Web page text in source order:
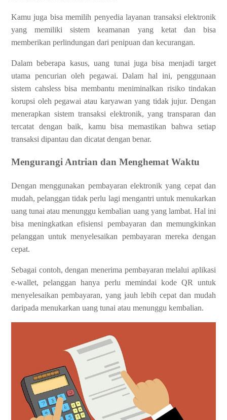
Kamu juga bisa memilih penyedia layanan transaksi elektronik
yang memiliki sistem keamanan yang ketat dan bisa
memberikan perlindungan dari penipuan dan kecurangan.
Dalam beberapa kasus, uang tunai juga bisa menjadi target
utama pencurian oleh pegawai. Dalam hal ini, penggunaan
sistem cahsless bisa membantu meniminalkan risiko tindakan
korupsi oleh pegawai atau karyawan yang tidak jujur. Dengan
menerapkan sistem transaksi elektronik, yang transparan dan
tercatat dengan baik, kamu bisa memastikan bahwa setiap
transaksi dipantau dan dicatat dengan benar.
Mengurangi Antrian dan Menghemat Waktu
Dengan menggunakan pembayaran elektronik yang cepat dan
mudah, pelanggan tidak perlu lagi mengantri untuk menukarkan
uang tunai atau menunggu kembalian uang yang lambat. Hal ini
bisa meningkatkan efisiensi pembayaran dan memungkinkan
pelanggan untuk menyelesaikan pembayaran mereka dengan
cepat.
Sebagai contoh, dengan menerima pembayaran melalui aplikasi
e-wallet, pelanggan hanya perlu memindai kode QR untuk
menyelesaikan pembayaran, yang jauh lebih cepat dan mudah
daripada menukarkan uang tunai atau menunggu kembalian.